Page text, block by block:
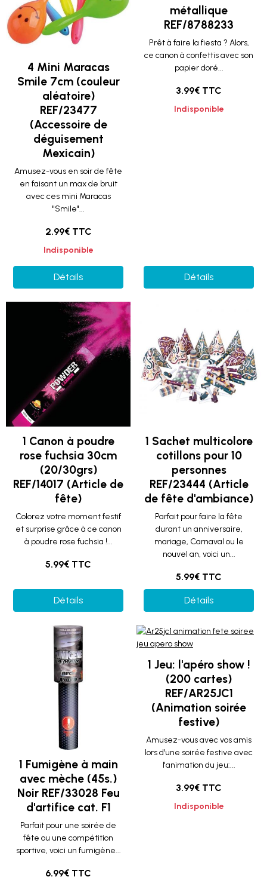
4 Mini Maracas
Smile 7cm (couleur
aléatoire)
REF/23477
(Accessoire de
déguisement
Mexicain)
Amusez-vous en soir de fête
en faisant un max de bruit
avec ces mini Maracas
"Smile"...
2.99€ TTC
Indisponible
Détails
métallique
REF/8788233
Prêt à faire la fiesta ? Alors,
ce canon à confettis avec son
papier doré...
3.99€ TTC
Indisponible
Détails
1 Canon à poudre
rose fuchsia 30cm
(20/30grs)
REF/14017 (Article de
fête)
Colorez votre moment festif
et surprise grâce à ce canon
à poudre rose fuchsia !...
5.99€ TTC
Détails
1 Sachet multicolore
cotillons pour 10
personnes
REF/23444 (Article
de fête d'ambiance)
Parfait pour faire la fête
durant un anniversaire,
mariage, Carnaval ou le
nouvel an, voici un...
5.99€ TTC
Détails
1 Fumigène à main
avec mèche (45s.)
Noir REF/33028 Feu
d'artifice cat. F1
Parfait pour une soirée de
fête ou une compétition
sportive, voici un fumigène...
6.99€ TTC
1 Jeu: l'apéro show !
(200 cartes)
REF/AR25JC1
(Animation soirée
festive)
Amusez-vous avec vos amis
lors d'une soirée festive avec
l'animation du jeu:...
3.99€ TTC
Indisponible